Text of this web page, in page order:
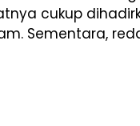
cukup
Sementara,